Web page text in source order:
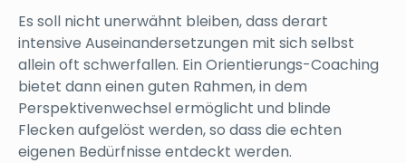
Es soll nicht unerwähnt bleiben, dass derart
intensive Auseinandersetzungen mit sich selbst
allein oft schwerfallen. Ein Orientierungs-Coaching
bietet dann einen guten Rahmen, in dem
Perspektivenwechsel ermöglicht und blinde
Flecken aufgelöst werden, so dass die echten
eigenen Bedürfnisse entdeckt werden.